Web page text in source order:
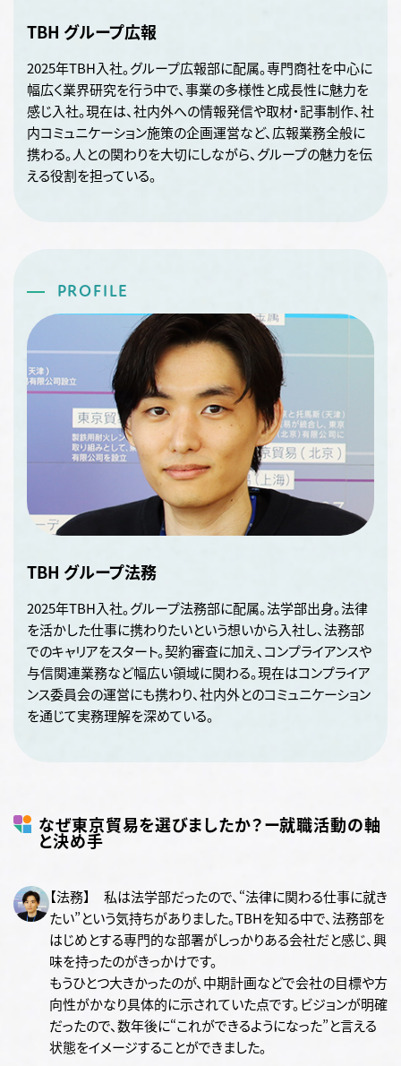
TBH グループ広報
2025年TBH入社。グループ広報部に配属。専門商社を中心に
幅広く業界研究を行う中で、事業の多様性と成長性に魅力を
感じ入社。現在は、社内外への情報発信や取材・記事制作、社
内コミュニケーション施策の企画運営など、広報業務全般に
携わる。人との関わりを大切にしながら、グループの魅力を伝
える役割を担っている。
PROFILE
TBH グループ法務
2025年TBH入社。グループ法務部に配属。法学部出身。法律
を活かした仕事に携わりたいという想いから入社し、法務部
でのキャリアをスタート。契約審査に加え、コンプライアンスや
与信関連業務など幅広い領域に関わる。現在はコンプライア
ンス委員会の運営にも携わり、社内外とのコミュニケーション
を通じて実務理解を深めている。
なぜ東京貿易を選びましたか？ー就職活動の軸
と決め手
【法務】 私は法学部だったので、“法律に関わる仕事に就き
たい”という気持ちがありました。TBHを知る中で、法務部を
はじめとする専門的な部署がしっかりある会社だと感じ、興
味を持ったのがきっかけです。
もうひとつ大きかったのが、中期計画などで会社の目標や方
向性がかなり具体的に示されていた点です。ビジョンが明確
だったので、数年後に“これができるようになった”と言える
状態をイメージすることができました。